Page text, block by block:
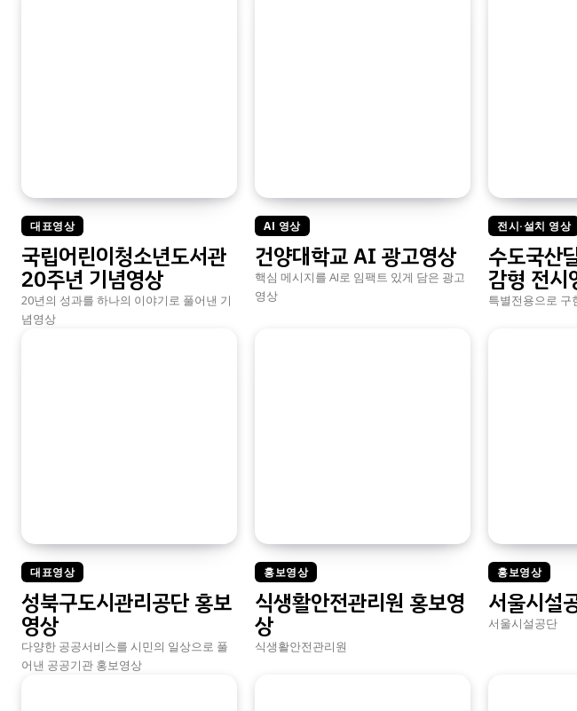
대표영상
국립어린이청소년도서관
20주년 기념영상
20년의 성과를 하나의 이야기로 풀어낸 기
념영상
AI 영상
건양대학교 AI 광고영상
핵심 메시지를 AI로 임팩트 있게 담은 광고
영상
전시·설치 영상
수도국산
감형 전시
특별전용으로 구
대표영상
성북구도시관리공단 홍보
영상
다양한 공공서비스를 시민의 일상으로 풀
어낸 공공기관 홍보영상
홍보영상
식생활안전관리원 홍보영
상
식생활안전관리원
홍보영상
서울시설
서울시설공단